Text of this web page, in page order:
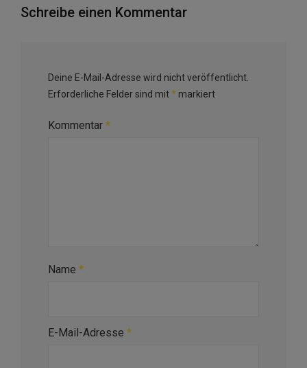
Schreibe einen Kommentar
Deine E-Mail-Adresse wird nicht veröffentlicht.
Erforderliche Felder sind mit* markiert
Kommentar *
Name *
E-Mail-Adresse *